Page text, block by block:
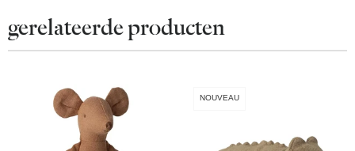
gerelateerde producten
NOUVEAU